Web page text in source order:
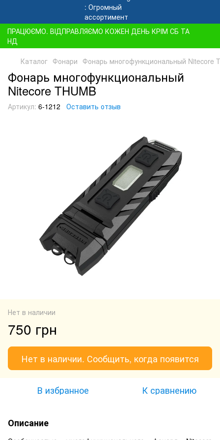
ПРАЦЮЄМО. ВІДПРАВЛЯЄМО КОЖЕН ДЕНЬ КРІМ СБ ТА
НД
Каталог Фонари Фонарь многофункциональный Nitecore
Фонарь многофункциональный
Nitecore THUMB
Артикул: 6-1212 Оставить отзыв
Нет в наличии
750 грн
Нет в наличии. Сообщить, когда появится
В избранное К сравнению
Описание